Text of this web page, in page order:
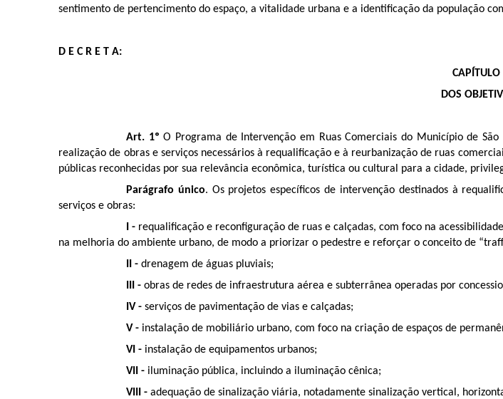
sentimento de pertencimento do espaço, a vitalidade urbana e a identificação da população
D E C R E T A:
CAPÍTULO I
DOS
Art. 1º O Programa de Intervenção em Ruas Comerciais do Município de
realização de obras e serviços necessários à requalificação e à reurbanização de ruas
públicas reconhecidas por sua relevância econômica, turística ou cultural para a cidade,
Parágrafo único. Os projetos específicos de intervenção destinados à
serviços e obras:
I - requalificação e reconfiguração de ruas e calçadas, com foco na
na melhoria do ambiente urbano, de modo a priorizar o pedestre e reforçar o conceito de
II - drenagem de águas pluviais;
III - obras de redes de infraestrutura aérea e subterrânea operadas por
IV - serviços de pavimentação de vias e calçadas;
V - instalação de mobiliário urbano, com foco na criação de espaços de
VI - instalação de equipamentos urbanos;
VII - iluminação pública, incluindo a iluminação cênica;
VIII - adequação de sinalização viária, notadamente sinalização vertical,